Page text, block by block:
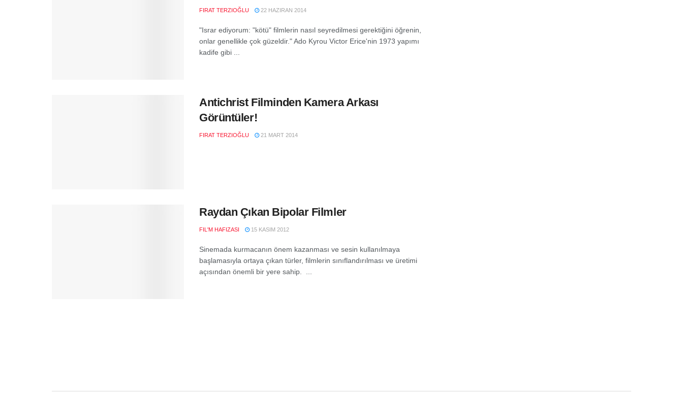
FIRAT TERZIOĞLU 22 HAZIRAN 2014
"Israr ediyorum: "kötü" filmlerin nasıl seyredilmesi gerektiğini öğrenin,
onlar genellikle çok güzeldir." Ado Kyrou Victor Erice'nin 1973 yapımı
kadife gibi ...
Antichrist Filminden Kamera Arkası
Görüntüler!
FIRAT TERZIOĞLU 21 MART 2014
Raydan Çıkan Bipolar Filmler
FIL'M HAFIZASI 15 KASIM 2012
Sinemada kurmacanın önem kazanması ve sesin kullanılmaya
başlamasıyla ortaya çıkan türler, filmlerin sınıflandırılması ve üretimi
açısından önemli bir yere sahip. ...